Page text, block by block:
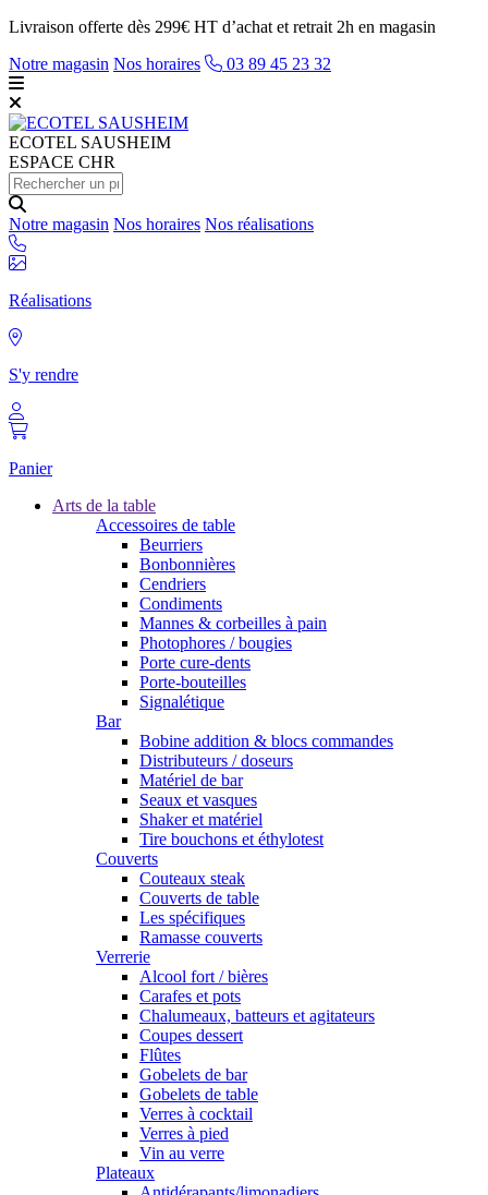
Livraison offerte dès 299€ HT d’achat et retrait 2h en magasin
Notre magasin Nos horaires 03 89 45 23 32
ECOTEL SAUSHEIM
ESPACE CHR
Notre magasin Nos horaires Nos réalisations
Réalisations
S'y rendre
Panier
Arts de la table
Accessoires de table
Beurriers
Bonbonnières
Cendriers
Condiments
Mannes & corbeilles à pain
Photophores / bougies
Porte cure-dents
Porte-bouteilles
Signalétique
Bar
Bobine addition & blocs commandes
Distributeurs / doseurs
Matériel de bar
Seaux et vasques
Shaker et matériel
Tire bouchons et éthylotest
Couverts
Couteaux steak
Couverts de table
Les spécifiques
Ramasse couverts
Verrerie
Alcool fort / bières
Carafes et pots
Chalumeaux, batteurs et agitateurs
Coupes dessert
Flûtes
Gobelets de bar
Gobelets de table
Verres à cocktail
Verres à pied
Vin au verre
Plateaux